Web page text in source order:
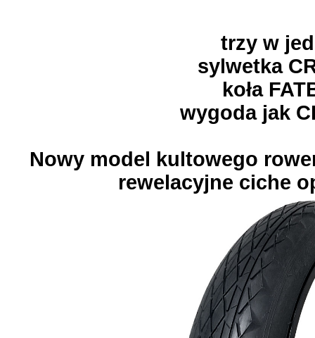
trzy w
sylwetka
koła
wygoda jak
Nowy model kultowego
rewelacyjne ciche